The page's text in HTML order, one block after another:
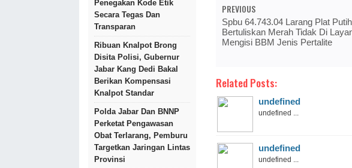
Penegakan Kode Etik
Secara Tegas Dan
Transparan
Ribuan Knalpot Brong
Disita Polisi, Gubernur
Jabar Kang Dedi Bakal
Berikan Kompensasi
Knalpot Standar
Polda Jabar Dan BNNP
Perketat Pengawasan
Obat Terlarang, Pemburu
Targetkan Jaringan Lintas
Provinsi
PREVIOUS
Spbu 64.743.04 Larang Plat Putih
Bertuliskan Merah Tidak Di
Mengisi BBM Jenis Pertalite
Related Posts:
undefined
undefined ...
undefined
undefined ...